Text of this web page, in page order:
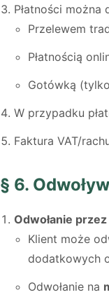
Płatności można
Przelewem
Płatnością
Gotówką
W przypadku
Faktura VAT/
§ 6.
Odwołanie
Klient może
dodatkowych
Odwołanie na